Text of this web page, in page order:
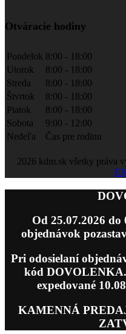
Otváracie hodiny
Pondelok 8:00 - 18:00
Utorok
8:00 - 18:00
Streda
8:00 - 18:00
Štvrtok
8:00 - 18:00
Piatok
8:00 - 18:00
Sobota
9:00 - 12:00
Nedeľa
Čas pre rodinu
2026 kdm.sk všetky práva
Od 25.07.2026 do
objednávok
Pri odosielaní
kód
expedované
KAMENNÁ